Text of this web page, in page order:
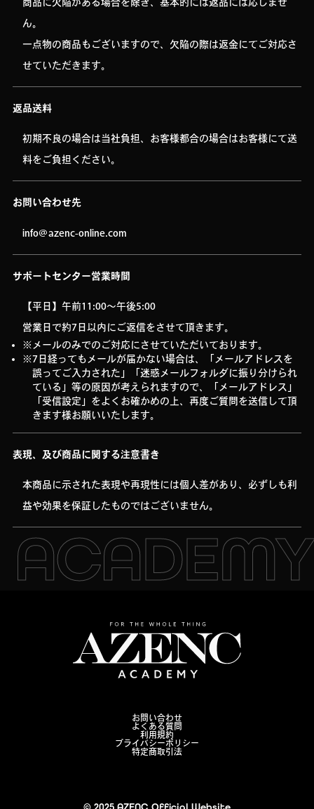
ん。
一点物の商品もございますので、欠陥の際は返金にてご対応さ
せていただきます。
返品送料
初期不良の場合は当社負担、お客様都合の場合はお客様にて送
料をご負担ください。
お問い合わせ先
info@azenc-online.com
サポートセンター営業時間
【平日】午前11:00～午後5:00
営業日で約7日以内にご返信をさせて頂きます。
メールのみでのご対応にさせていただいております。
7日経ってもメールが届かない場合は、「メールアドレスを
誤ってご入力された」「迷惑メールフォルダに振り分けられ
ている」等の原因が考えられますので、「メールアドレス」
「受信設定」をよくお確かめの上、再度ご質問を送信して頂
きます様お願いいたします。
表現、及び商品に関する注意書き
本商品に示された表現や再現性には個人差があり、必ずしも利
益や効果を保証したものではございません。
お問い合わせ
よくある質問
利用規約
プライバシーポリシー
特定商取引法